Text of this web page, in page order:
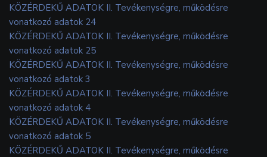
KÖZÉRDEKŰ ADATOK II. Tevékenységre, működésre
vonatkozó adatok 24
KÖZÉRDEKŰ ADATOK II. Tevékenységre, működésre
vonatkozó adatok 25
KÖZÉRDEKŰ ADATOK II. Tevékenységre, működésre
vonatkozó adatok 3
KÖZÉRDEKŰ ADATOK II. Tevékenységre, működésre
vonatkozó adatok 4
KÖZÉRDEKŰ ADATOK II. Tevékenységre, működésre
vonatkozó adatok 5
KÖZÉRDEKŰ ADATOK II. Tevékenységre, működésre